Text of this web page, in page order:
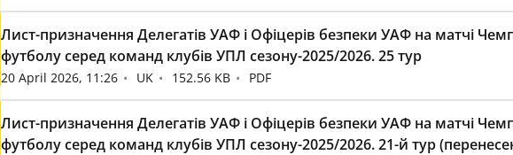
Лист-призначення Делегатів УАФ і Офіцерів безпеки УАФ на матчі
футболу серед команд клубів УПЛ сезону-2025/2026. 25 тур
20 April 2026, 11:26 UK 152.56 KB PDF
Лист-призначення Делегатів УАФ і Офіцерів безпеки УАФ на матчі
футболу серед команд клубів УПЛ сезону-2025/2026. 21-й тур